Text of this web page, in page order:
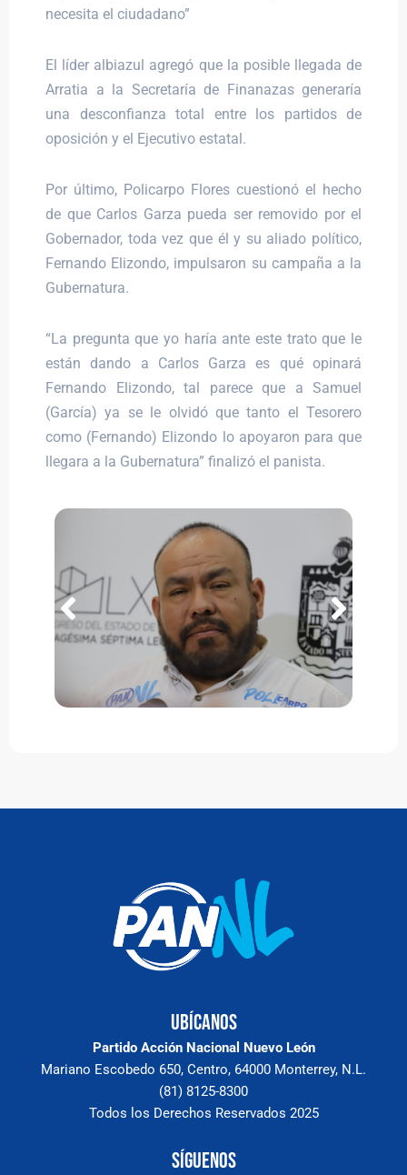
necesita el ciudadano”
El líder albiazul agregó que la posible llegada de
Arratia a la Secretaría de Finanazas generaría
una desconfianza total entre los partidos de
oposición y el Ejecutivo estatal.
Por último, Policarpo Flores cuestionó el hecho
de que Carlos Garza pueda ser removido por el
Gobernador, toda vez que él y su aliado político,
Fernando Elizondo, impulsaron su campaña a la
Gubernatura.
“La pregunta que yo haría ante este trato que le
están dando a Carlos Garza es qué opinará
Fernando Elizondo, tal parece que a Samuel
(García) ya se le olvidó que tanto el Tesorero
como (Fernando) Elizondo lo apoyaron para que
llegara a la Gubernatura” finalizó el panista.
Ubícanos
Partido Acción Nacional Nuevo León
Mariano Escobedo 650, Centro, 64000 Monterrey, N.L.
(81) 8125-8300
Todos los Derechos Reservados 2025
Síguenos